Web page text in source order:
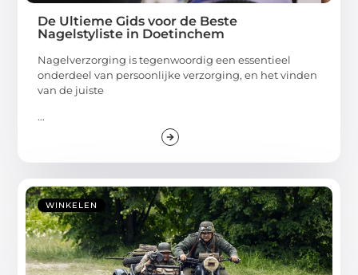
De Ultieme Gids voor de Beste
Nagelstyliste in Doetinchem
Nagelverzorging is tegenwoordig een essentieel
onderdeel van persoonlijke verzorging, en het vinden
van de juiste
...
WINKELEN